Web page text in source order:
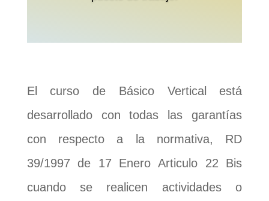
El curso de Básico Vertical está
desarrollado con todas las garantías
con respecto a la normativa, RD
39/1997 de 17 Enero Articulo 22 Bis
cuando se realicen actividades o